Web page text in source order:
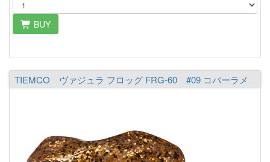
BUY
TIEMCO ヴァジュラ フロッグ FRG-60 #09 コパーラメ